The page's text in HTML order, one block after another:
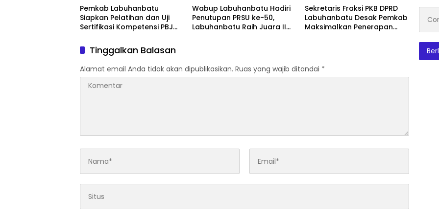
Pemkab Labuhanbatu
Siapkan Pelatihan dan Uji
Sertifikasi Kompetensi PBJ
Wabup Labuhanbatu Hadiri
Penutupan PRSU ke-50,
Labuhanbatu Raih Juara II
Sekretaris Fraksi PKB DPRD
Labuhanbatu Desak Pemkab
Maksimalkan Penerapan
Tinggalkan Balasan
Alamat email Anda tidak akan dipublikasikan. Ruas yang wajib ditandai *